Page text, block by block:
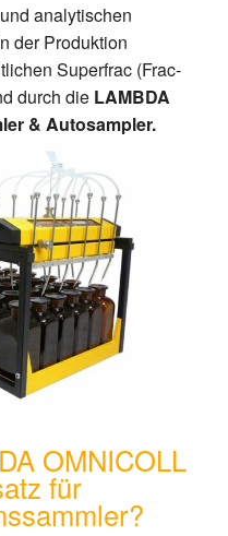
analytischen
der Produktion
Superfrac (Frac-
durch die LAMBDA
& Autosampler.
OMNICOLL
für